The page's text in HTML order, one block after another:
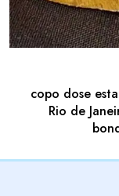
copo dose
Rio de